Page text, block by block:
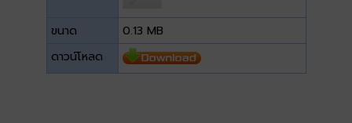
ขนาด
0.13 MB
ดาวน์โหลด